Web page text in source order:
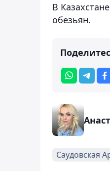
В
обезьян.
Саудовская